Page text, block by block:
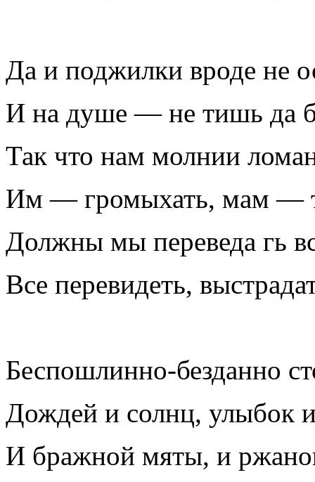
Да и поджилки вроде не
И на душе — не тишь да
Так что нам молнии
Им — громыхать, мам —
Должны мы переведа гь
Все перевидеть,
Беспошлинно-безданно
Дождей и солнц, улыбок
И бражной мяты, и